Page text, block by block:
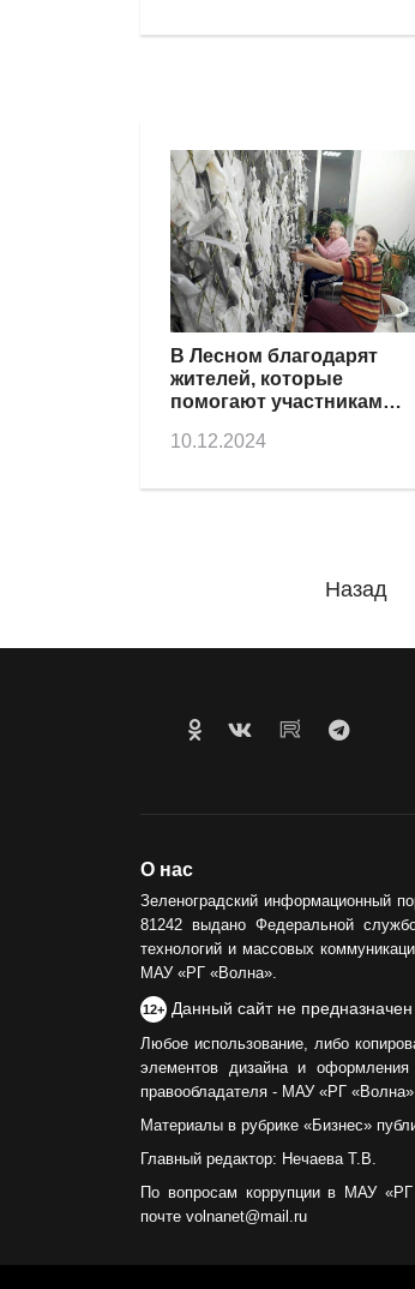
В Лесном благодарят
жителей, которые
помогают участникам
10.12.2024
Назад
О нас
Зеленоградский информационный
81242 выдано Федеральной
технологий и массовых
МАУ «РГ «Волна».
12+ Данный сайт не
Любое использование, либо
элементов дизайна и оформления
правообладателя - МАУ «РГ
Материалы в рубрике «Бизнес»
Главный редактор: Нечаева Т.В.
По вопросам коррупции в МАУ «РГ
почте volnanet@mail.ru